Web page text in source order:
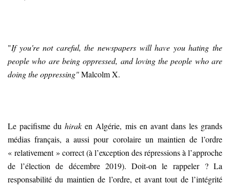
"If you're not careful, the newspapers will have you hating the
people who are being oppressed, and loving the people who are
doing the oppressing"Malcolm X.
Le pacifisme duhirak en Algérie, mis en avant dans les grands
médias français, a aussi pour corolaire un maintien de l’ordre
« relativement » correct (à l’exception des répressions à l’approche
de l’élection de décembre 2019). Doit-on le rappeler ? La
responsabilité du maintien de l’ordre, et avant tout de l’intégrité